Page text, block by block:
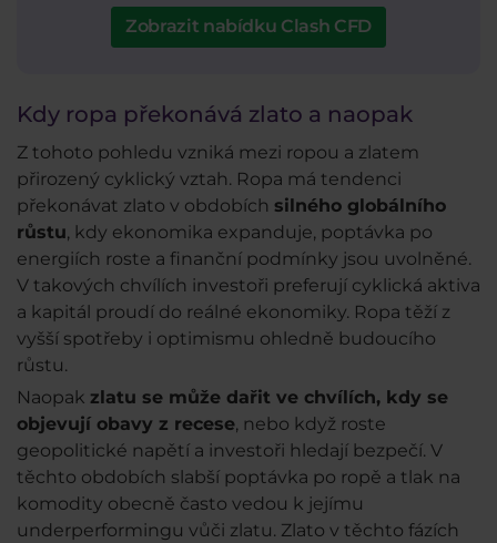
Zobrazit nabídku Clash CFD
Kdy ropa překonává zlato a naopak
Z tohoto pohledu vzniká mezi ropou a zlatem
přirozený cyklický vztah. Ropa má tendenci
překonávat zlato v obdobích silného globálního
růstu, kdy ekonomika expanduje, poptávka po
energiích roste a finanční podmínky jsou uvolněné.
V takových chvílích investoři preferují cyklická aktiva
a kapitál proudí do reálné ekonomiky. Ropa těží z
vyšší spotřeby i optimismu ohledně budoucího
růstu.
Naopak zlatu se může dařit ve chvílích, kdy se
objevují obavy z recese, nebo když roste
geopolitické napětí a investoři hledají bezpečí. V
těchto obdobích slabší poptávka po ropě a tlak na
komodity obecně často vedou k jejímu
underperformingu vůči zlatu. Zlato v těchto fázích